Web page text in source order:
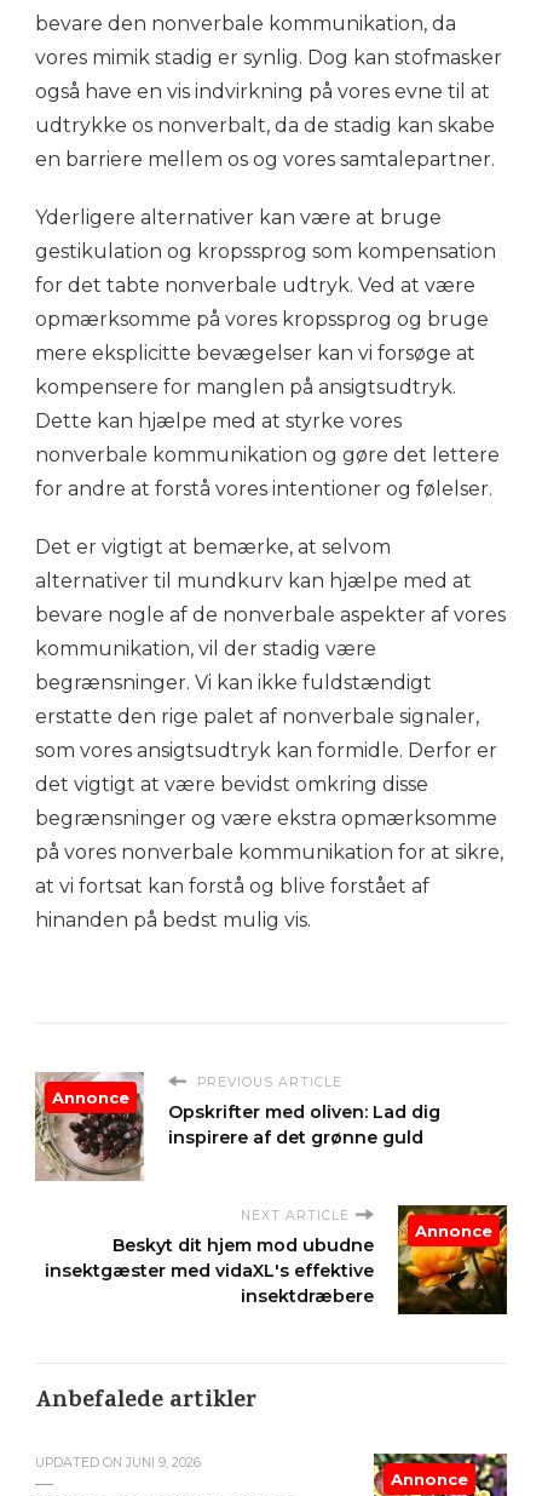
bevare den nonverbale kommunikation, da
vores mimik stadig er synlig. Dog kan stofmasker
også have en vis indvirkning på vores evne til at
udtrykke os nonverbalt, da de stadig kan skabe
en barriere mellem os og vores samtalepartner.
Yderligere alternativer kan være at bruge
gestikulation og kropssprog som kompensation
for det tabte nonverbale udtryk. Ved at være
opmærksomme på vores kropssprog og bruge
mere eksplicitte bevægelser kan vi forsøge at
kompensere for manglen på ansigtsudtryk.
Dette kan hjælpe med at styrke vores
nonverbale kommunikation og gøre det lettere
for andre at forstå vores intentioner og følelser.
Det er vigtigt at bemærke, at selvom
alternativer til mundkurv kan hjælpe med at
bevare nogle af de nonverbale aspekter af vores
kommunikation, vil der stadig være
begrænsninger. Vi kan ikke fuldstændigt
erstatte den rige palet af nonverbale signaler,
som vores ansigtsudtryk kan formidle. Derfor er
det vigtigt at være bevidst omkring disse
begrænsninger og være ekstra opmærksomme
på vores nonverbale kommunikation for at sikre,
at vi fortsat kan forstå og blive forstået af
hinanden på bedst mulig vis.
PREVIOUS ARTICLE
Opskrifter med oliven: Lad dig
inspirere af det grønne guld
Annonce
NEXT ARTICLE
Beskyt dit hjem mod ubudne
insektgæster med vidaXL's effektive
insektdræbere
Annonce
Anbefalede artikler
UPDATED ON JUNI 9, 2026
Annonce